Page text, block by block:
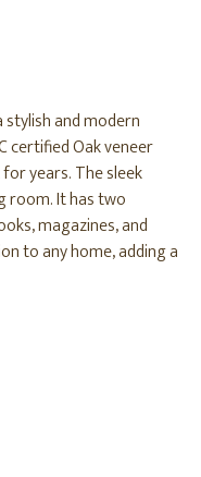
stylish and modern
certified Oak veneer
years. The sleek
room. It has two
magazines, and
to any home, adding a